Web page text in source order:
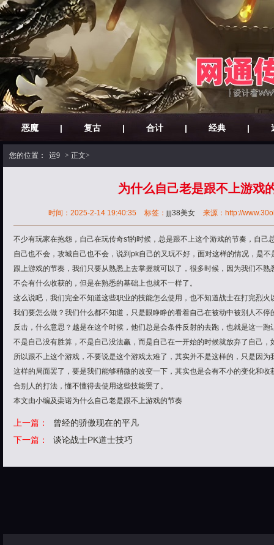
恶魔 | 复古 | 合计 | 经典 |
您的位置： 运9 > 正文>
为什么自己老是跟不上游戏
时间：2025-2-14 19:40:35 标签： jjj38美女 来源：http://
不少有玩家在抱怨，自己在玩传奇sf的时候，总是跟不上这个游戏的节奏，自己
自己也不会，攻城自己也不会，说到pk自己的又玩不好，面对这样的情况，是
跟上游戏的节奏，我们只要从熟悉上去掌握就可以了，很多时候，因为我们不
不会有什么收获的，但是在熟悉的基础上也就不一样了。
这么说吧，我们完全不知道这些职业的技能怎么使用，也不知道战士在打完烈
我们要怎么做？我们什么都不知道，只是眼睁睁的看着自己在被动中被别人不
反击，什么意思？越是在这个时候，他们总是会条件反射的去跑，也就是这一
不是自己没有胜算，不是自己没法赢，而是自己在一开始的时候就放弃了自己，
所以跟不上这个游戏，不要说是这个游戏太难了，其实并不是这样的，只是因
这样的局面罢了，要是我们能够稍微的改变一下，其实也是会有不小的变化和
合别人的打法，懂不懂得去使用这些技能罢了。
本文由小编及栾诺为什么自己老是跟不上游戏的节奏
上一篇：
曾经的骄傲现在的平凡
下一篇：
谈论战士PK道士技巧